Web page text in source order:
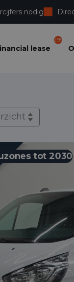
nodig
lease
295
tot 2030